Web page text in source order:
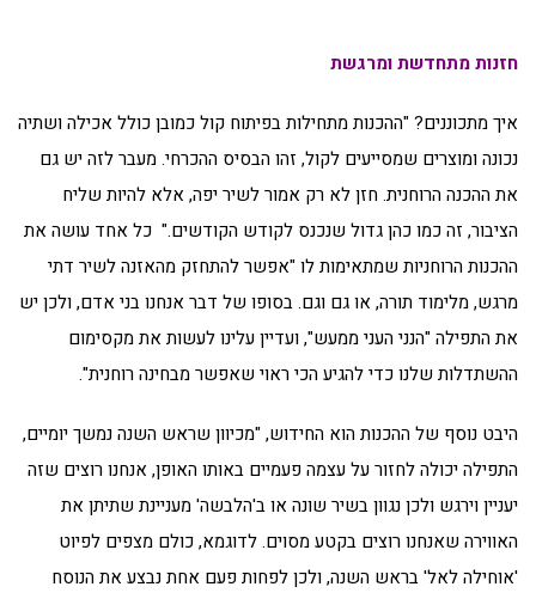
חזנות מתחדשת ומרגשת
איך מתכוננים? "ההכנות מתחילות בפיתוח קול כמובן כולל אכילה ושתיה
נכונה ומוצרים שמסייעים לקול, זהו הבסיס ההכרחי. מעבר לזה יש גם
את ההכנה הרוחנית. חזן לא רק אמור לשיר יפה, אלא להיות שליח
הציבור, זה כמו כהן גדול שנכנס לקודש הקודשים." כל אחד עושה את
ההכנות הרוחניות שמתאימות לו "אפשר להתחזק מהאזנה לשיר דתי
מרגש, מלימוד תורה, או גם וגם. בסופו של דבר אנחנו בני אדם, ולכן יש
את התפילה "הנני העני ממעש", ועדיין עלינו לעשות את מקסימום
ההשתדלות שלנו כדי להגיע הכי ראוי שאפשר מבחינה רוחנית".
היבט נוסף של ההכנות הוא החידוש, "מכיוון שראש השנה נמשך יומיים,
התפילה יכולה לחזור על עצמה פעמיים באותו האופן, אנחנו רוצים שזה
יעניין וירגש ולכן נגוון בשיר שונה או ב'הלבשה' מעניינת שתיתן את
האווירה שאנחנו רוצים בקטע מסוים. לדוגמא, כולם מצפים לפיוט
'אוחילה לאל' בראש השנה, ולכן לפחות פעם אחת נבצע את הנוסח